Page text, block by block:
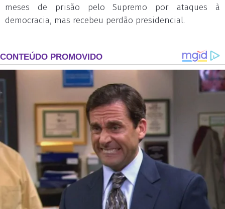
meses de prisão pelo Supremo por ataques à
democracia, mas recebeu perdão presidencial.